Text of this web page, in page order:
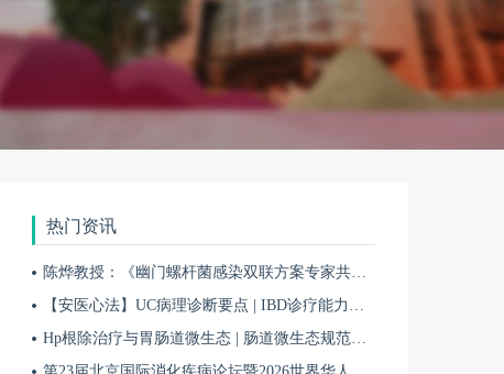
热门资讯
陈烨教授：《幽门螺杆菌感染双联方案专家共识（2026）》解读 | BIDDF2026
【安医心法】UC病理诊断要点 | IBD诊疗能力系统提升5
Hp根除治疗与胃肠道微生态 | 肠道微生态规范化诊疗4